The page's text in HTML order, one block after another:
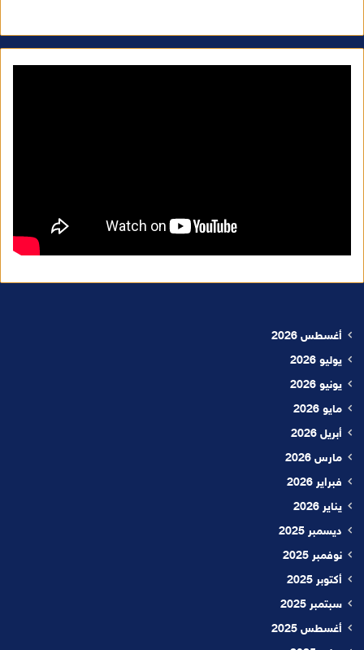
أغسطس 2026
يوليو 2026
يونيو 2026
مايو 2026
أبريل 2026
مارس 2026
فبراير 2026
يناير 2026
ديسمبر 2025
نوفمبر 2025
أكتوبر 2025
سبتمبر 2025
أغسطس 2025